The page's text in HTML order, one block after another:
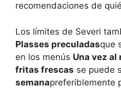
recomendaciones de
Los límites de Severi
Plasses preculadasque
en los menús Una vez al
fritas frescas se puede
semanapreferiblemente